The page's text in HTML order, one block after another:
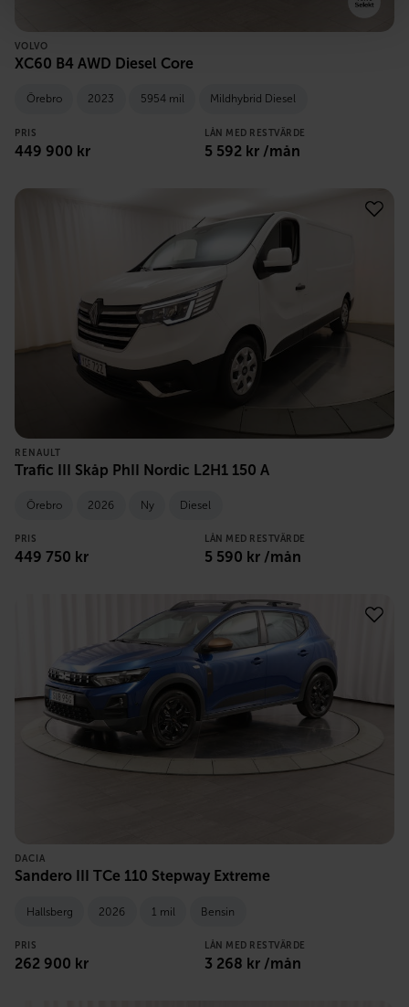
VOLVO
XC60 B4 AWD Diesel Core
Örebro 2023 5954 mil Mildhybrid Diesel
PRIS
449 900 kr
LÅN MED RESTVÄRDE
5 592 kr /mån
RENAULT
Trafic III Skåp PhII Nordic L2H1 150 A
Örebro 2026 Ny Diesel
PRIS
449 750 kr
LÅN MED RESTVÄRDE
5 590 kr /mån
DACIA
Sandero III TCe 110 Stepway Extreme
Hallsberg 2026 1 mil Bensin
PRIS
262 900 kr
LÅN MED RESTVÄRDE
3 268 kr /mån